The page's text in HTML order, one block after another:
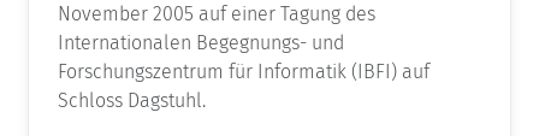
November 2005 auf einer Tagung des
Internationalen Begegnungs- und
Forschungszentrum für Informatik (IBFI) auf
Schloss Dagstuhl.